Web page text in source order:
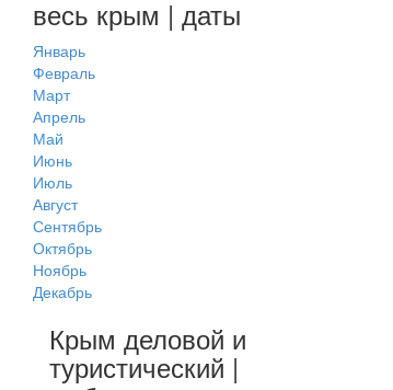
весь крым | даты
Январь
Февраль
Март
Апрель
Май
Июнь
Июль
Август
Сентябрь
Октябрь
Ноябрь
Декабрь
Крым деловой и
туристический |